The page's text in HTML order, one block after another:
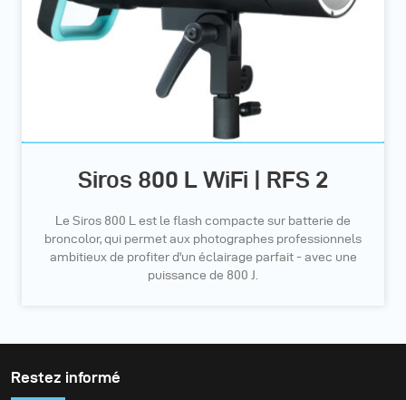
Siros 800 L WiFi | RFS 2
Le Siros 800 L est le flash compacte sur batterie de
broncolor, qui permet aux photographes professionnels
ambitieux de profiter d'un éclairage parfait - avec une
puissance de 800 J.
Restez informé